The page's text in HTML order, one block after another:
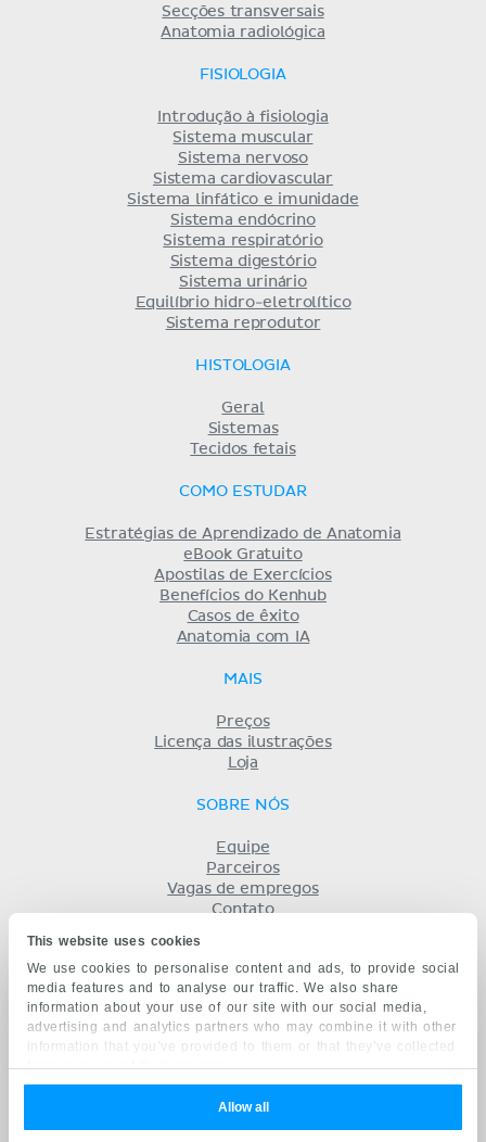
This website uses cookies
We use cookies to personalise content and ads, to provide social
media features and to analyse our traffic. We also share
information about your use of our site with our social media,
advertising and analytics partners who may combine it with other
information that you’ve provided to them or that they’ve collected
from your use of their services.
Allow all
Secções transversais
Anatomia radiológica
FISIOLOGIA
Introdução à fisiologia
Sistema muscular
Sistema nervoso
Sistema cardiovascular
Sistema linfático e imunidade
Sistema endócrino
Sistema respiratório
Sistema digestório
Sistema urinário
Equilíbrio hidro-eletrolítico
Sistema reprodutor
HISTOLOGIA
Geral
Sistemas
Tecidos fetais
COMO ESTUDAR
Estratégias de Aprendizado de Anatomia
eBook Gratuito
Apostilas de Exercícios
Benefícios do Kenhub
Casos de êxito
Anatomia com IA
MAIS
Preços
Licença das ilustrações
Loja
SOBRE NÓS
Equipe
Parceiros
Vagas de empregos
Contato
Privacidade
KENHUB EM...
English
русский